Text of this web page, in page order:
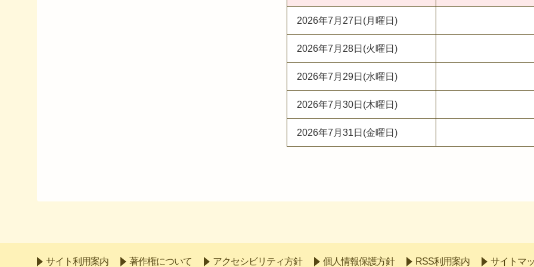
2026年7月27日(月曜日)
2026年7月28日(火曜日)
2026年7月29日(水曜日)
2026年7月30日(木曜日)
2026年7月31日(金曜日)
サイト利用案内 著作権について アクセシビリティ方針 個人情報保護方針 RSS利用案内 サイトマ